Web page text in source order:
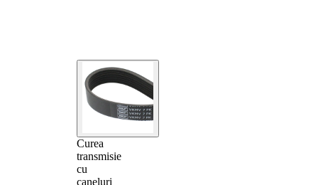
Curea
transmisie
cu
caneluri